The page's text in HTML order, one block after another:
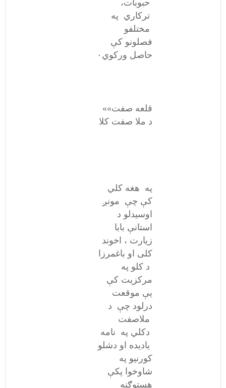
حبوبات،
ترکاري په
مختلفو
فصلونو کې
حاصل ورکوي۰
«قلعه صفت»
د ملا صفت کلا
په هغه کلي
کې چې مونږ
اوسیدلو د
استانې بابا
زیارت ، اخوند
کلی او باغمرزا
د کلو په
مرکزیت کې
یې موقعت
درلود چې د
ملاصفت
دکلي په نامه
یادیده او دشلو
کورنیو په
شاوخوا پکې
هستوګنه